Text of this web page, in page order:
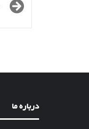
درباره ما